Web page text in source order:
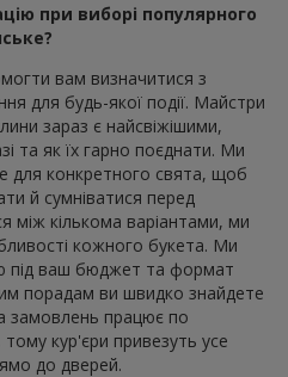
при виборі популярного
вам визначитися з
для будь-якої події. Майстри
зараз є найсвіжішими,
та як їх гарно поєднати. Ми
для конкретного свята, щоб
й сумніватися перед
між кількома варіантами, ми
кожного букета. Ми
під ваш бюджет та формат
порадам ви швидко знайдете
замовлень працює по
кур'єри привезуть усе
до дверей.